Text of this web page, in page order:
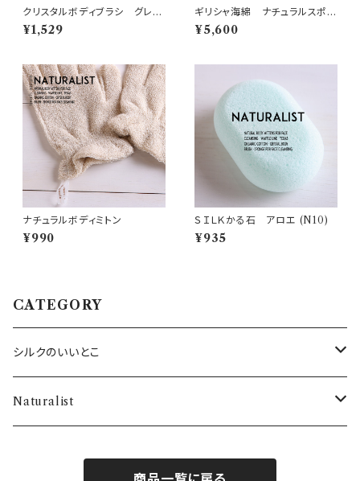
クリスタルボディブラシ グレ
ー・ハードタイプ (N12)
¥1,529
ギリシャ海綿 ナチュラルスポン
ジ・XLサイズ (N16)
¥5,600
ナチュラルボディミトン
¥990
ＳＩＬＫかる石 アロエ (N10)
¥935
CATEGORY
シルクのいいとこ
・SILKシャツ
Naturalist